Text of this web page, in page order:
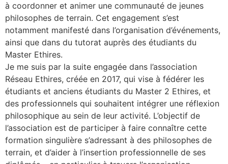
à coordonner et animer une communauté de jeunes
philosophes de terrain. Cet engagement s’est
notamment manifesté dans l’organisation d’événements,
ainsi que dans du tutorat auprès des étudiants du
Master Ethires.
Je me suis par la suite engagée dans l’association
Réseau Ethires, créée en 2017, qui vise à fédérer les
étudiants et anciens étudiants du Master 2 Ethires, et
des professionnels qui souhaitent intégrer une réflexion
philosophique au sein de leur activité. L’objectif de
l’association est de participer à faire connaître cette
formation singulière s’adressant à des philosophes de
terrain, et d’aider à l’insertion professionnelle de ses